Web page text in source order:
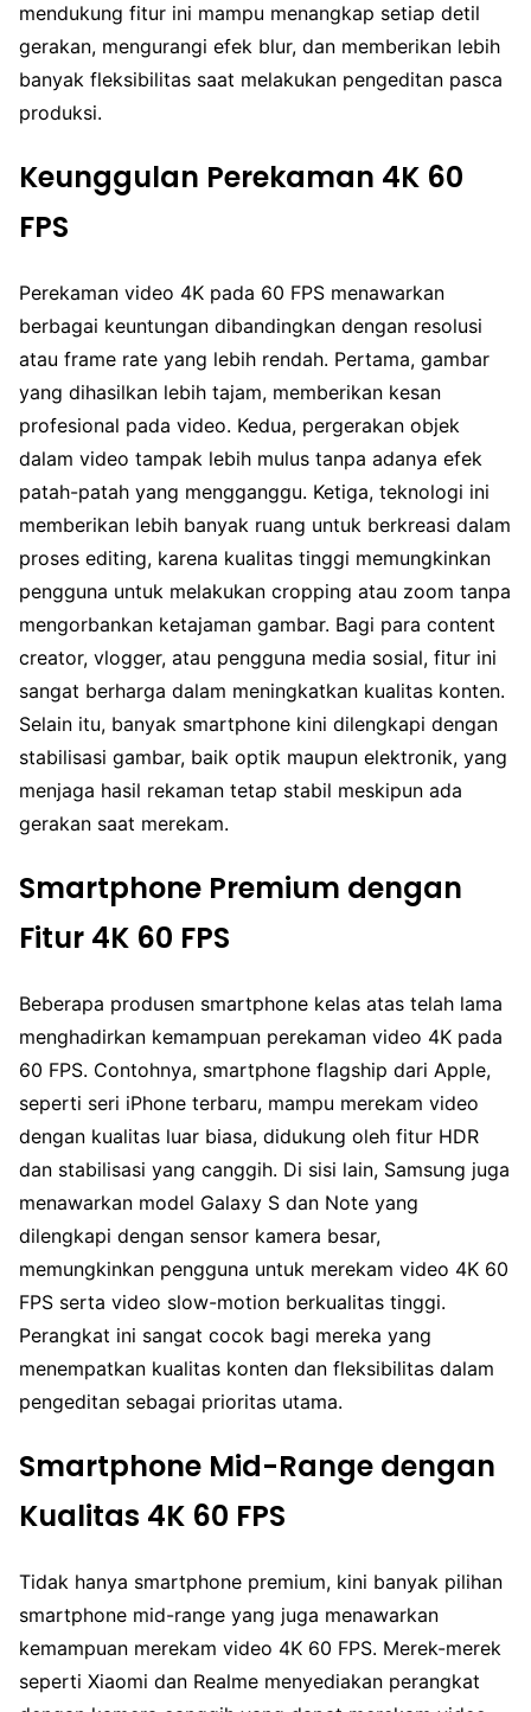
mendukung fitur ini mampu menangkap setiap detil
gerakan, mengurangi efek blur, dan memberikan lebih
banyak fleksibilitas saat melakukan pengeditan pasca
produksi.
Keunggulan Perekaman 4K 60
FPS
Perekaman video 4K pada 60 FPS menawarkan
berbagai keuntungan dibandingkan dengan resolusi
atau frame rate yang lebih rendah. Pertama, gambar
yang dihasilkan lebih tajam, memberikan kesan
profesional pada video. Kedua, pergerakan objek
dalam video tampak lebih mulus tanpa adanya efek
patah-patah yang mengganggu. Ketiga, teknologi ini
memberikan lebih banyak ruang untuk berkreasi dalam
proses editing, karena kualitas tinggi memungkinkan
pengguna untuk melakukan cropping atau zoom tanpa
mengorbankan ketajaman gambar. Bagi para content
creator, vlogger, atau pengguna media sosial, fitur ini
sangat berharga dalam meningkatkan kualitas konten.
Selain itu, banyak smartphone kini dilengkapi dengan
stabilisasi gambar, baik optik maupun elektronik, yang
menjaga hasil rekaman tetap stabil meskipun ada
gerakan saat merekam.
Smartphone Premium dengan
Fitur 4K 60 FPS
Beberapa produsen smartphone kelas atas telah lama
menghadirkan kemampuan perekaman video 4K pada
60 FPS. Contohnya, smartphone flagship dari Apple,
seperti seri iPhone terbaru, mampu merekam video
dengan kualitas luar biasa, didukung oleh fitur HDR
dan stabilisasi yang canggih. Di sisi lain, Samsung juga
menawarkan model Galaxy S dan Note yang
dilengkapi dengan sensor kamera besar,
memungkinkan pengguna untuk merekam video 4K 60
FPS serta video slow-motion berkualitas tinggi.
Perangkat ini sangat cocok bagi mereka yang
menempatkan kualitas konten dan fleksibilitas dalam
pengeditan sebagai prioritas utama.
Smartphone Mid-Range dengan
Kualitas 4K 60 FPS
Tidak hanya smartphone premium, kini banyak pilihan
smartphone mid-range yang juga menawarkan
kemampuan merekam video 4K 60 FPS. Merek-merek
seperti Xiaomi dan Realme menyediakan perangkat